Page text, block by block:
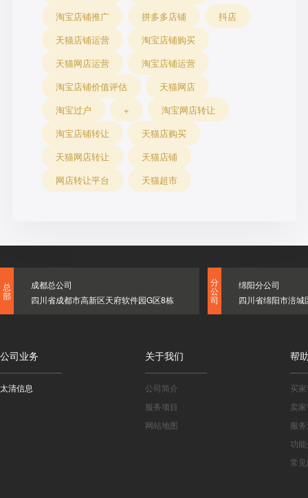
淘宝店铺推广
拼多多店铺
抖店
天猫店铺运营
淘宝店铺购买
天猫网店运营
淘宝店铺运营
淘宝店铺价值评估
天猫网店
淘宝过户
+
淘宝网店转让
淘宝店铺转让
天猫店购买
天猫网店转让
天猫店铺
网店转让平台
天猫超市
总
部
成都总公司
四川省成都市高新区天府软件园G区8栋
分
公
司
绵阳分公司
四川省绵阳市涪
公司业务
太清信息
关于我们
公司简介
服务项目
网站地图
帮
买
卖
服
功
常